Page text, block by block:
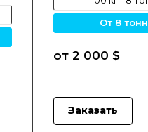
от 8 тонн
от 2 000 $
Заказать